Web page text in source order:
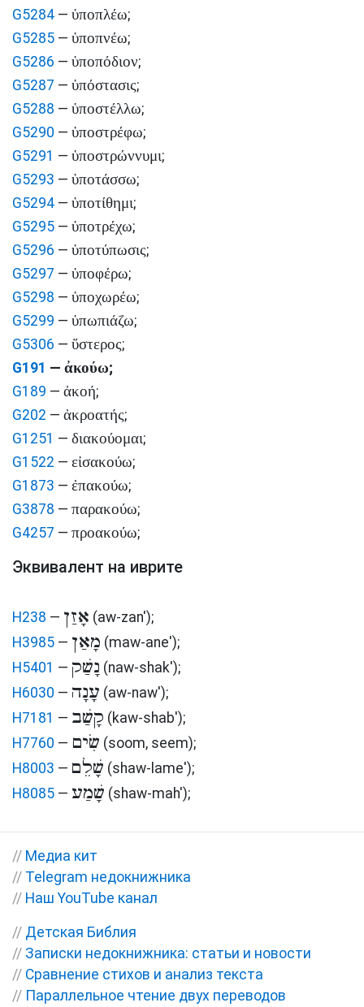
G5284 — ὑποπλέω;
G5285 — ὑποπνέω;
G5286 — ὑποπόδιον;
G5287 — ὑπόστασις;
G5288 — ὑποστέλλω;
G5290 — ὑποστρέφω;
G5291 — ὑποστρώννυμι;
G5293 — ὑποτάσσω;
G5294 — ὑποτίθημι;
G5295 — ὑποτρέχω;
G5296 — ὑποτύπωσις;
G5297 — ὑποφέρω;
G5298 — ὑποχωρέω;
G5299 — ὑπωπιάζω;
G5306 — ὕστερος;
G191 — ἀκούω;
G189 — ἀκοή;
G202 — ἀκροατής;
G1251 — διακούομαι;
G1522 — εἰσακούω;
G1873 — ἐπακούω;
G3878 — παρακούω;
G4257 — προακούω;
Эквивалент на иврите
H238 — אָזַן (aw-zan');
H3985 — מָאַן (maw-ane');
H5401 — נָשַׁק (naw-shak');
H6030 — עָנָה (aw-naw');
H7181 — קָשַׁב (kaw-shab');
H7760 — שִׂים (soom, seem);
H8003 — שָׁלֵם (shaw-lame');
H8085 — שָׁמַע (shaw-mah');
// Медиа кит
// Telegram недокнижника
// Наш YouTube канал
// Детская Библия
// Записки недокнижника: статьи и новости
// Сравнение стихов и анализ текста
// Параллельное чтение двух переводов